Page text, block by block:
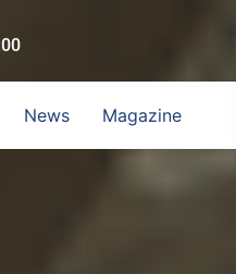
News Magazine